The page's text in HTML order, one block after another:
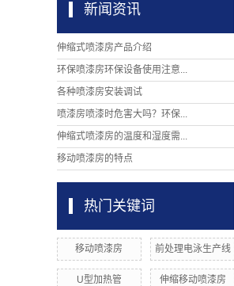
新闻资讯
伸缩式喷漆房产品介绍
环保喷漆房环保设备使用注意...
各种喷漆房安装调试
喷漆房喷漆时危害大吗？环保...
伸缩式喷漆房的温度和湿度需...
移动喷漆房的特点
热门关键词
移动喷漆房 前处理电泳生产线
U型加热管 伸缩移动喷漆房